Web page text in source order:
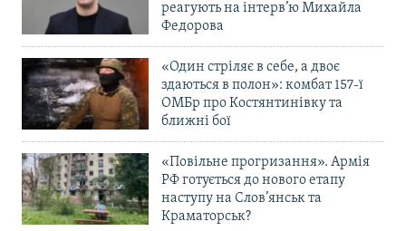
реагують на інтерв’ю Михайла
Федорова
«Один стріляє в себе, а двоє
здаються в полон»: комбат 157-ї
ОМБр про Костянтинівку та
ближні бої
«Повільне прогризання». Армія
РФ готується до нового етапу
наступу на Слов’янськ та
Краматорськ?